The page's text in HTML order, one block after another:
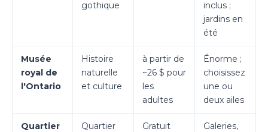
gothique
inclus ;
jardins en
été
Musée
royal de
l'Ontario
Histoire
naturelle
et culture
à partir de
~26 $ pour
les
adultes
Énorme ;
choisissez
une ou
deux ailes
Quartier
Quartier
Gratuit
Galeries,